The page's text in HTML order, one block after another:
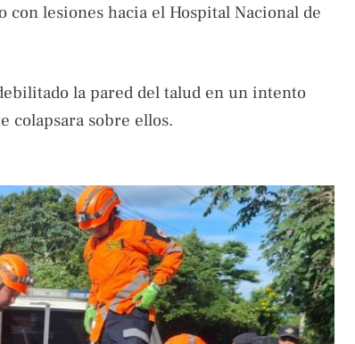
con lesiones hacia el Hospital Nacional de
la pared del talud en un intento
colapsara sobre ellos.